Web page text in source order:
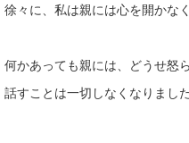
徐々に、私は親には心を開かな
何かあっても親には、どうせ怒
話すことは一切しなくなりました